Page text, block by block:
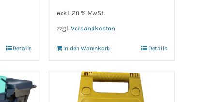
Details
exkl. 20 % MwSt.
zzgl. Versandkosten
In den Warenkorb Details